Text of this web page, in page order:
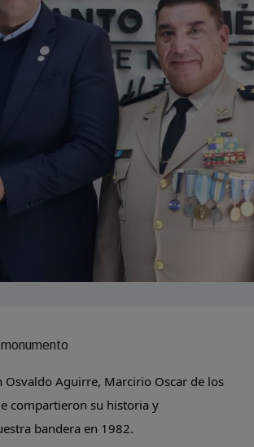
Aguirre, Marcirio Oscar de los
compartieron su historia y
bandera en 1982.